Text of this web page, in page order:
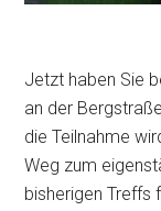
Jetzt haben Sie
an der
die Teilnahme
Weg zum
bisherigen Treffs